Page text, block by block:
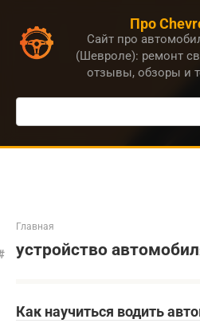
контенту
Про
Сайт про
(Шевроле): ремонт
отзывы, обзоры и
Поиск:
Главная
устройство
Как научиться водить